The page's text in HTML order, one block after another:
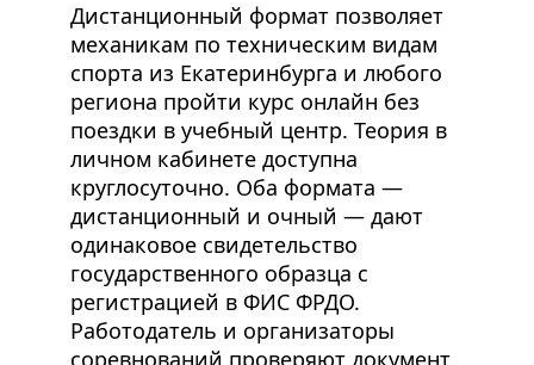
Дистанционный формат позволяет
механикам по техническим видам
спорта из Екатеринбурга и любого
региона пройти курс онлайн без
поездки в учебный центр. Теория в
личном кабинете доступна
круглосуточно. Оба формата —
дистанционный и очный — дают
одинаковое свидетельство
государственного образца с
регистрацией в ФИС ФРДО.
Работодатель и организаторы